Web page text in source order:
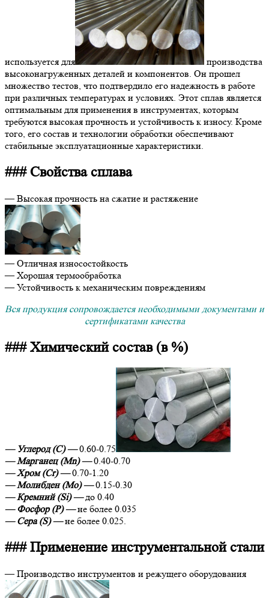
используется для
производства
высоконагруженных деталей и компонентов. Он прошел
множество тестов, что подтвердило его надежность в работе
при различных температурах и условиях. Этот сплав является
оптимальным для применения в инструментах, которым
требуются высокая прочность и устойчивость к износу. Кроме
того, его состав и технологии обработки обеспечивают
стабильные эксплуатационные характеристики.
### Свойства сплава
— Высокая прочность на сжатие и растяжение
— Отличная износостойкость
— Хорошая термообработка
— Устойчивость к механическим повреждениям
Вся продукция сопровождается необходимыми документами и
сертификатами качества
### Химический состав (в %)
— Углерод (C) —0.60-0.75
— Марганец (Mn) — 0.40-0.70
— Хром (Cr) — 0.70-1.20
— Молибден (Mo) — 0.15-0.30
— Кремний (Si) — до 0.40
— Фосфор (P) —не более 0.035
— Сера (S) — не более 0.025.
### Применение инструментальной стали
— Производство инструментов и режущего оборудования